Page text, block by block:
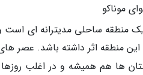
موناکو
یک منطقه ساحلی مدیترانه ای است
اثر داشته باشد. عصر های تابستان گرما به 30 درجه می
ها هم همیشه و در اغلب